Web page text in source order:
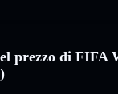
prezzo di FIFA